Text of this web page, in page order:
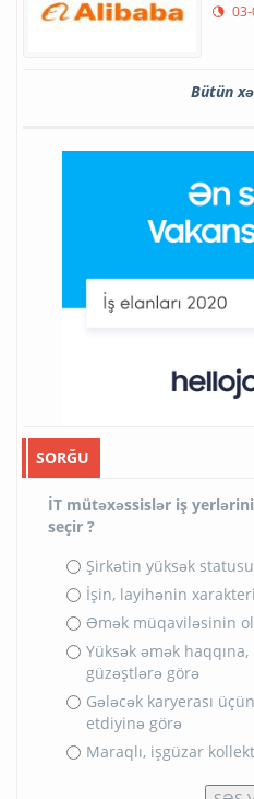
Bütün
SORĞU
İT mütəxəssislər iş
seçir ?
Şirkətin yüksək
İşin, layihənin
Əmək müqaviləsinin
Yüksək əmək
güzəştlərə görə
Gələcək karyerası
etdiyinə görə
Maraqlı, işgüzar